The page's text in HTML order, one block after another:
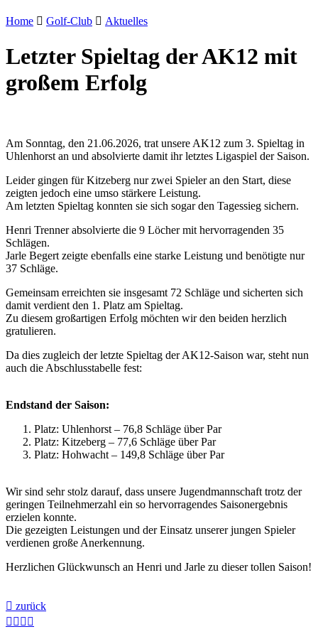
Home  Golf-Club  Aktuelles
Letzter Spieltag der AK12 mit
großem Erfolg
Am Sonntag, den 21.06.2026, trat unsere AK12 zum 3. Spieltag in
Uhlenhorst an und absolvierte damit ihr letztes Ligaspiel der Saison.
Leider gingen für Kitzeberg nur zwei Spieler an den Start, diese
zeigten jedoch eine umso stärkere Leistung.
Am letzten Spieltag konnten sie sich sogar den Tagessieg sichern.
Henri Trenner absolvierte die 9 Löcher mit hervorragenden 35
Schlägen.
Jarle Begert zeigte ebenfalls eine starke Leistung und benötigte nur
37 Schläge.
Gemeinsam erreichten sie insgesamt 72 Schläge und sicherten sich
damit verdient den 1. Platz am Spieltag.
Zu diesem großartigen Erfolg möchten wir den beiden herzlich
gratulieren.
Da dies zugleich der letzte Spieltag der AK12-Saison war, steht nun
auch die Abschlusstabelle fest:
Endstand der Saison:
Platz: Uhlenhorst – 76,8 Schläge über Par
Platz: Kitzeberg – 77,6 Schläge über Par
Platz: Hohwacht – 149,8 Schläge über Par
Wir sind sehr stolz darauf, dass unsere Jugendmannschaft trotz der
geringen Teilnehmerzahl ein so hervorragendes Saisonergebnis
erzielen konnte.
Die gezeigten Leistungen und der Einsatz unserer jungen Spieler
verdienen große Anerkennung.
Herzlichen Glückwunsch an Henri und Jarle zu dieser tollen Saison!
 zurück
   